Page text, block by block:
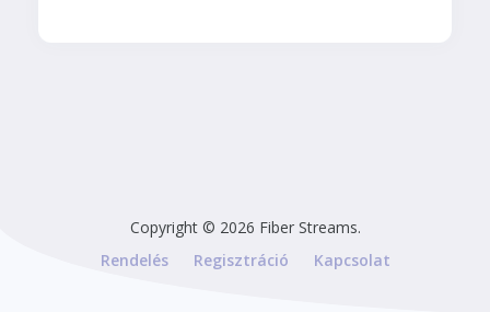
Copyright © 2026 Fiber Streams.
Rendelés
Regisztráció Kapcsolat